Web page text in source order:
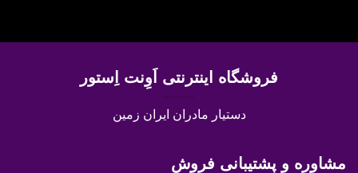
فروشگاه اینترنتی اَوِنت اِستور
دستیار مادران ایران زمین
مشاوره و پشتیبانی فروش